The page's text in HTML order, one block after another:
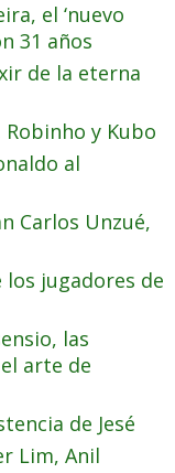
el ‘nuevo
31 años
de la eterna
Robinho y Kubo
al
Carlos Unzué,
los jugadores de
las
arte de
de Jesé
Lim, Anil